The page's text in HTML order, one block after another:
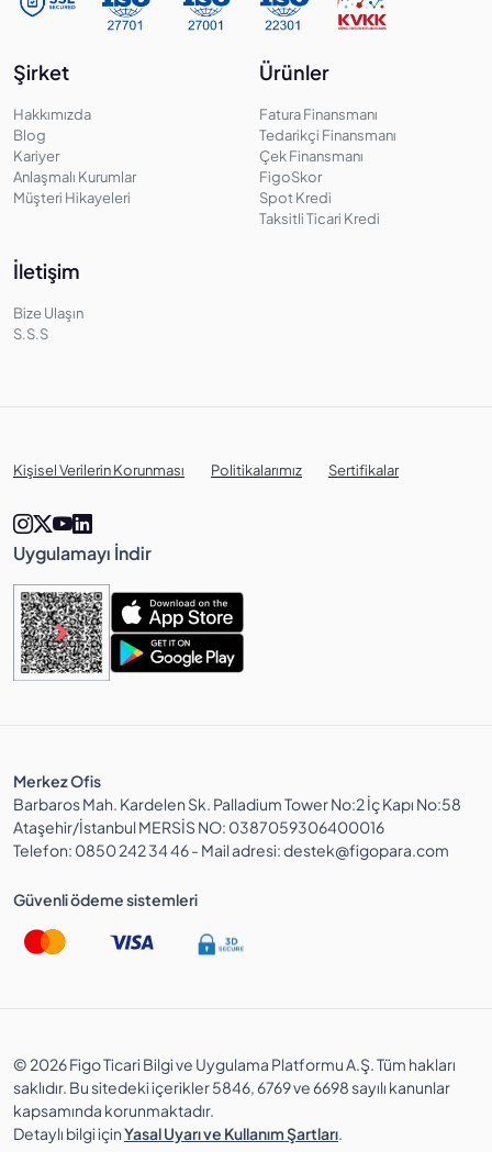
Şirket
Hakkımızda
Blog
Kariyer
Anlaşmalı Kurumlar
Müşteri Hikayeleri
Ürünler
Fatura Finansmanı
Tedarikçi Finansmanı
Çek Finansmanı
FigoSkor
Spot Kredi
Taksitli Ticari Kredi
İletişim
Bize Ulaşın
S.S.S
Kişisel Verilerin Korunması Politikalarımız Sertifikalar
Uygulamayı İndir
Merkez Ofis
Barbaros Mah. Kardelen Sk. Palladium Tower No:2 İç Kapı No:58
Ataşehir/İstanbul MERSİS NO: 0387059306400016
Telefon: 0850 242 34 46 - Mail adresi: destek@figopara.com
Güvenli ödeme sistemleri
© 2026 Figo Ticari Bilgi ve Uygulama Platformu A.Ş. Tüm hakları
saklıdır. Bu sitedeki içerikler 5846, 6769 ve 6698 sayılı kanunlar
kapsamında korunmaktadır.
Detaylı bilgi içinYasal Uyarı ve Kullanım Şartları.